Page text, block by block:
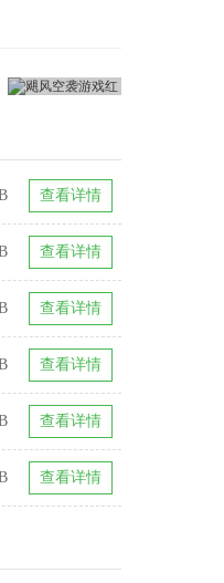
查看详情
查看详情
查看详情
查看详情
查看详情
查看详情